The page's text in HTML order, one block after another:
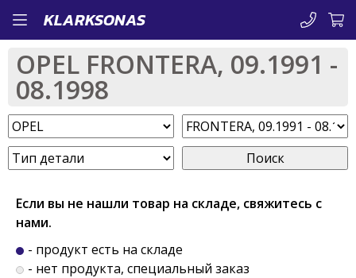
Перейти
к
основному
содержанию
KLARKSONAS
OPEL FRONTERA, 09.1991 -
08.1998
Поиск
Если вы не нашли товар на складе, свяжитесь с
нами.
- продукт есть на складе
- нет продукта, специальный заказ